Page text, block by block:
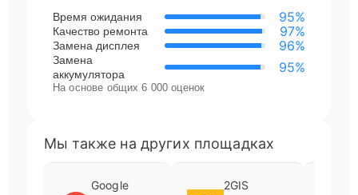
Время ожидания 95%
Качество ремонта 97%
Замена дисплея 96%
Замена
аккумулятора
95%
На основе общих 6 000 оценок
Мы также на других площадках
Google 2GIS